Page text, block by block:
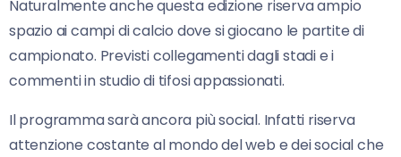
Naturalmente anche questa edizione riserva ampio
spazio ai campi di calcio dove si giocano le partite di
campionato. Previsti collegamenti dagli stadi e i
commenti in studio di tifosi appassionati.
Il programma sarà ancora più social. Infatti riserva
attenzione costante al mondo del web e dei social che